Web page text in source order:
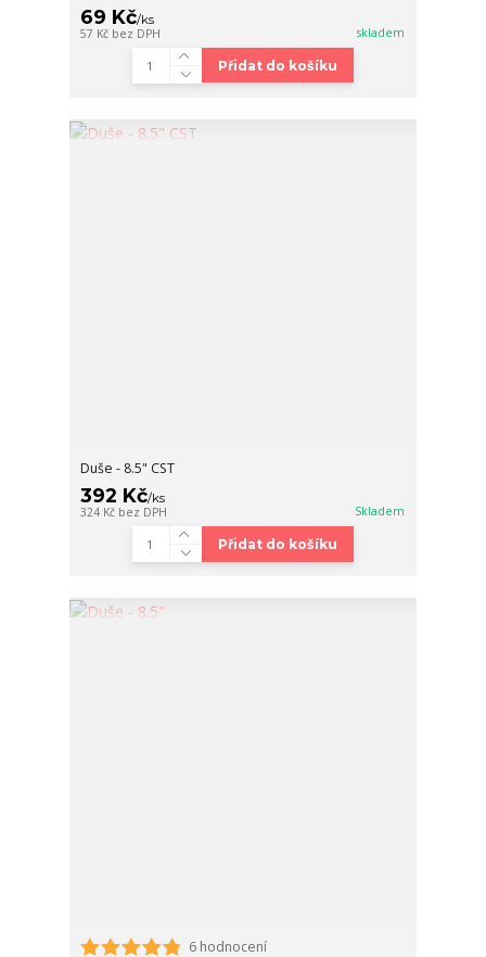
69 Kč/ks
57 Kč bez DPH skladem
Přidat do košíku
Duše - 8.5" CST
392 Kč/ks
324 Kč bez DPH Skladem
Přidat do košíku
6 hodnocení